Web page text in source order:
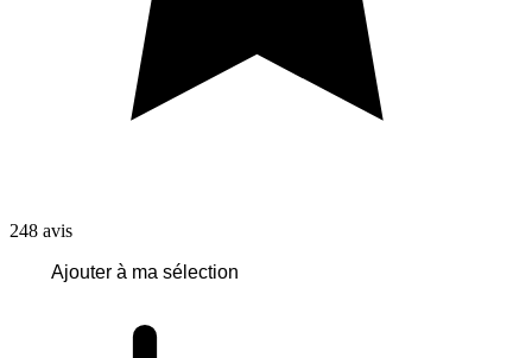
248 avis
Ajouter à ma sélection